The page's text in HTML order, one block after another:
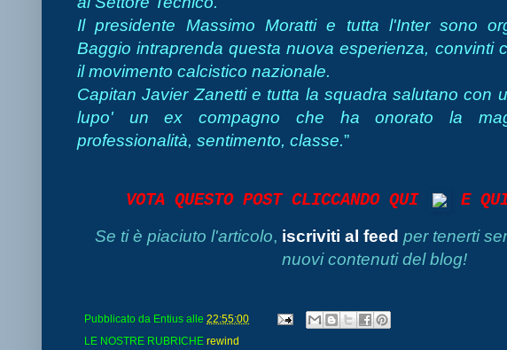
Il presidente Massimo Moratti e tutta l'Inter sono
Baggio intraprenda questa nuova esperienza, convinti
il movimento calcistico nazionale.
Capitan Javier Zanetti e tutta la squadra salutano con
lupo' un ex compagno che ha onorato la
professionalità, sentimento, classe.”
VOTA QUESTO POST CLICCANDO QUI E
Se ti è piaciuto l'articolo, iscriviti al feed per tenerti
nuovi contenuti del blog!
Pubblicato da Entius alle 22:55:00
LE NOSTRE RUBRICHE rewind